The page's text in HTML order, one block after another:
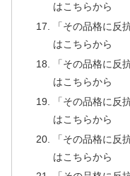
はこちらから
「その品格に反
はこちらから
「その品格に反
はこちらから
「その品格に反
はこちらから
「その品格に反
はこちらから